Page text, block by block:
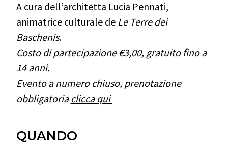
A cura dell’architetta Lucia Pennati,
animatrice culturale de Le Terre dei
Baschenis.
Costo di partecipazione €3,00, gratuito fino a
14 anni.
Evento a numero chiuso, prenotazione
obbligatoria clicca qui
QUANDO